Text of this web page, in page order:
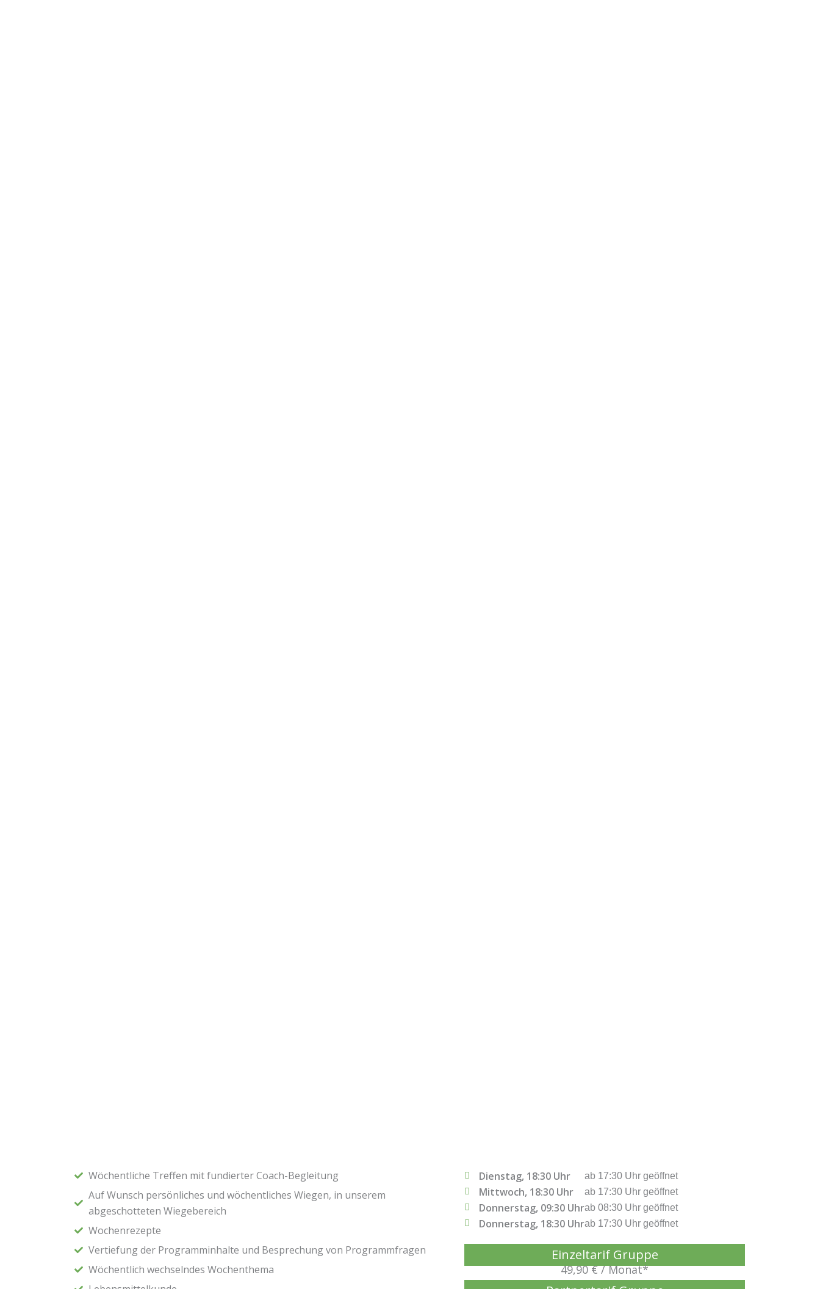
Wöchentliche Treffen mit fundierter Coach-Begleitung
Auf Wunsch persönliches und wöchentliches Wiegen, in unserem
abgeschotteten Wiegebereich
Wochenrezepte
Vertiefung der Programminhalte und Besprechung von Programmfragen
Wöchentlich wechselndes Wochenthema
Dienstag, 18:30 Uhr
Mittwoch, 18:30 Uhr
Donnerstag, 09:30 Uhr
Donnerstag, 18:30 Uhr
ab 17:30 Uhr geöffnet
ab 17:30 Uhr geöffnet
ab 08:30 Uhr geöffnet
ab 17:30 Uhr geöffnet
Einzeltarif Gruppe
49,90 € / Monat*